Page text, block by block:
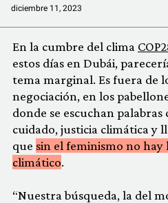
diciembre 11, 2023
En la cumbre del clima
estos días en Dubái,
tema marginal. Es fuera de
negociación, en los
donde se escuchan
cuidado, justicia climática y
que sin el feminismo no
climático.
“Nuestra búsqueda, la del